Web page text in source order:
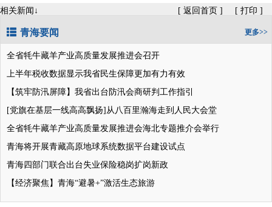
相关新闻↓ [ 返回首页 ] [ 打印 ]
青海要闻 更多>>
全省牦牛藏羊产业高质量发展推进会召开
上半年税收数据显示我省民生保障更加有力有效
【筑牢防汛屏障】我省出台防汛会商研判工作指引
[党旗在基层一线高高飘扬]从八百里瀚海走到人民大会堂
全省牦牛藏羊产业高质量发展推进会海北专题推介会举行
青海将开展青藏高原地球系统数据平台建设试点
青海四部门联合出台失业保险稳岗扩岗新政
【经济聚焦】青海“避暑+”激活生态旅游